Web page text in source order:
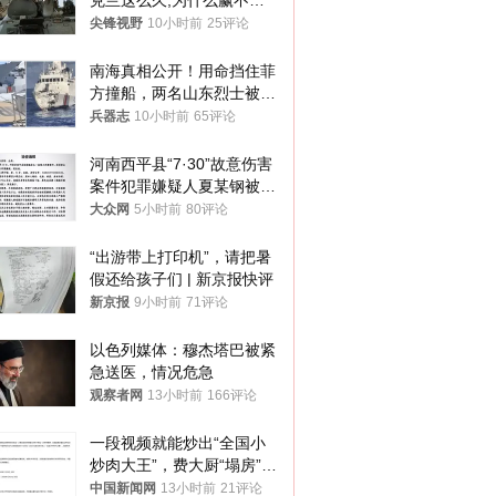
答案令人沉默
尖锋视野 10小时前 25评论
南海真相公开！用命挡住菲
方撞船，两名山东烈士被授
武警最高荣誉
兵器志 10小时前 65评论
河南西平县“7·30”故意伤害
案件犯罪嫌疑人夏某钢被抓
获
大众网 5小时前 80评论
“出游带上打印机”，请把暑
假还给孩子们 | 新京报快评
新京报 9小时前 71评论
以色列媒体：穆杰塔巴被紧
急送医，情况危急
观察者网 13小时前 166评论
一段视频就能炒出“全国小
炒肉大王”，费大厨“塌房”了
吗？
中国新闻网 13小时前 21评论